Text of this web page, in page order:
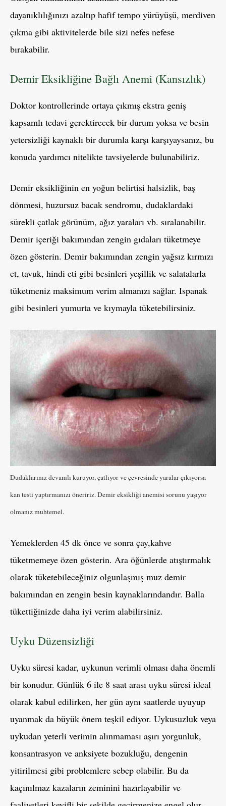
dayanıklılığınızı azaltıp hafif tempo yürüyüşü, merdiven
çıkma gibi aktivitelerde bile sizi nefes nefese
bırakabilir.
Demir Eksikliğine Bağlı Anemi (Kansızlık)
Doktor kontrollerinde ortaya çıkmış ekstra geniş
kapsamlı tedavi gerektirecek bir durum yoksa ve besin
yetersizliği kaynaklı bir durumla karşı karşıyaysanız, bu
konuda yardımcı nitelikte tavsiyelerde bulunabiliriz.
Demir eksikliğinin en yoğun belirtisi halsizlik, baş
dönmesi, huzursuz bacak sendromu, dudaklardaki
sürekli çatlak görünüm, ağız yaraları vb. sıralanabilir.
Demir içeriği bakımından zengin gıdaları tüketmeye
özen gösterin. Demir bakımından zengin yağsız kırmızı
et, tavuk, hindi eti gibi besinleri yeşillik ve salatalarla
tüketmeniz maksimum verim almanızı sağlar. Ispanak
gibi besinleri yumurta ve kıymayla tüketebilirsiniz.
Dudaklarınız devamlı kuruyor, çatlıyor ve çevresinde yaralar çıkıyorsa
kan testi yaptırmanızı öneririz. Demir eksikliği anemisi sorunu yaşıyor
olmanız muhtemel.
Yemeklerden 45 dk önce ve sonra çay,kahve
tüketmemeye özen gösterin. Ara öğünlerde atıştırmalık
olarak tüketebileceğiniz olgunlaşmış muz demir
bakımından en zengin besin kaynaklarındandır. Balla
tükettiğinizde daha iyi verim alabilirsiniz.
Uyku Düzensizliği
Uyku süresi kadar, uykunun verimli olması daha önemli
bir konudur. Günlük 6 ile 8 saat arası uyku süresi ideal
olarak kabul edilirken, her gün aynı saatlerde uyuyup
uyanmak da büyük önem teşkil ediyor. Uykusuzluk veya
uykudan yeterli verimin alınmaması aşırı yorgunluk,
konsantrasyon ve anksiyete bozukluğu, dengenin
yitirilmesi gibi problemlere sebep olabilir. Bu da
kaçınılmaz kazaların zeminini hazırlayabilir ve